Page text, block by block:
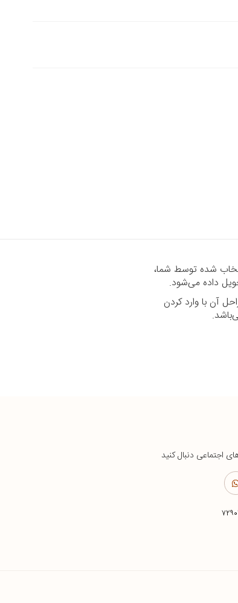
شده توسط شما،
آن با وارد کردن
اجتماعی دنبال کنید